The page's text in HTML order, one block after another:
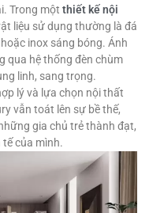
Trong một thiết kế nội
liệu sử dụng thường là đá
inox sáng bóng. Ánh
qua hệ thống đèn chùm
linh, sang trọng.
lý và lựa chọn nội thất
vẫn toát lên sự bề thế,
gia chủ trẻ thành đạt,
của mình.